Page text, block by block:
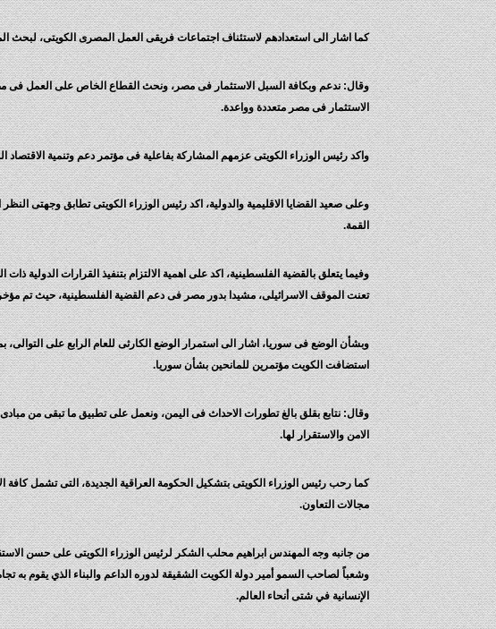
كما اشار الى استعدادهم لاستئناف اجتماعات فريقى العمل المصرى الكويتى، لبحث
وقال: ندعم وبكافة السبل الاستثمار فى مصر، ونحث القطاع الخاص على العمل فى
الاستثمار فى مصر متعددة وواعدة.
واكد رئيس الوزراء الكويتى عزمهم المشاركة بفاعلية فى مؤتمر دعم وتنمية
وعلى صعيد القضايا الاقليمية والدولية، اكد رئيس الوزراء الكويتى تطابق وجهتى
القمة.
وفيما يتعلق بالقضية الفلسطينية، اكد على اهمية الالتزام بتنفيذ القرارات الدولية
تعنت الموقف الاسرائيلى، مشيدا بدور مصر فى دعم القضية الفلسطينية، حيث تم
وبشأن الوضع فى سوريا، اشار الى استمرار الوضع الكارثى للعام الرابع على
استضافت الكويت مؤتمرين للمانحين بشأن سوريا.
وقال: نتابع بقلق بالغ تطورات الاحداث فى اليمن، ونعمل على تطبيق ما تبقى من
الامن والاستقرار لها.
كما رحب رئيس الوزراء الكويتى بتشكيل الحكومة العراقية الجديدة، التى تشمل
مجالات التعاون.
من جانبه وجه المهندس ابراهيم محلب الشكر لرئيس الوزراء الكويتى على حسن
وشعباً لصاحب السمو أمير دولة الكويت الشقيقة لدوره الداعم والبناء الذي يقوم به
الإنسانية في شتى أنحاء العالم.